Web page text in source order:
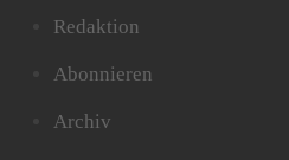
Redaktion
Abonnieren
Archiv